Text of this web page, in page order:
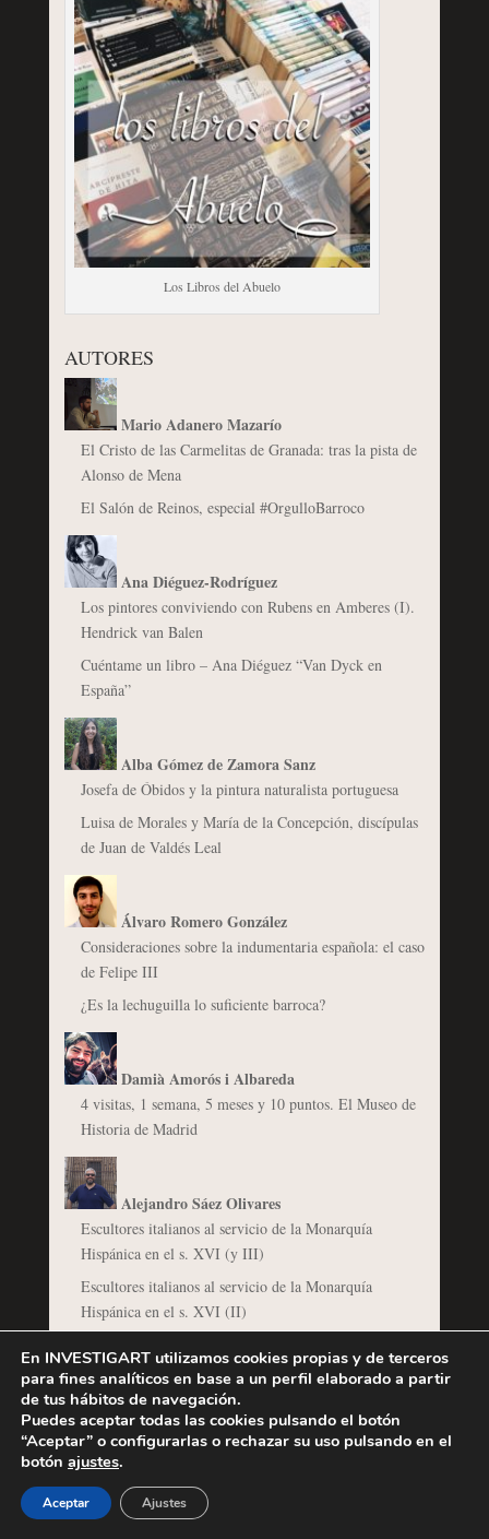
Los Libros del Abuelo
AUTORES
Mario Adanero Mazarío
El Cristo de las Carmelitas de Granada: tras la pista de
Alonso de Mena
El Salón de Reinos, especial #OrgulloBarroco
Ana Diéguez-Rodríguez
Los pintores conviviendo con Rubens en Amberes (I).
Hendrick van Balen
Cuéntame un libro – Ana Diéguez “Van Dyck en
España”
Alba Gómez de Zamora Sanz
Josefa de Óbidos y la pintura naturalista portuguesa
Luisa de Morales y María de la Concepción, discípulas
de Juan de Valdés Leal
Álvaro Romero González
Consideraciones sobre la indumentaria española: el caso
de Felipe III
¿Es la lechuguilla lo suficiente barroca?
Damià Amorós i Albareda
4 visitas, 1 semana, 5 meses y 10 puntos. El Museo de
Historia de Madrid
Alejandro Sáez Olivares
Escultores italianos al servicio de la Monarquía
Hispánica en el s. XVI (y III)
Escultores italianos al servicio de la Monarquía
Hispánica en el s. XVI (II)
Begoña Mosquera García
Un paseo por la naturaleza
Una de libros, vídeos y fotografía
berninirocks
En INVESTIGART utilizamos cookies propias y de terceros
para fines analíticos en base a un perfil elaborado a partir
de tus hábitos de navegación.
Puedes aceptar todas las cookies pulsando el botón
“Aceptar” o configurarlas o rechazar su uso pulsando en el
botón ajustes.
Aceptar Ajustes